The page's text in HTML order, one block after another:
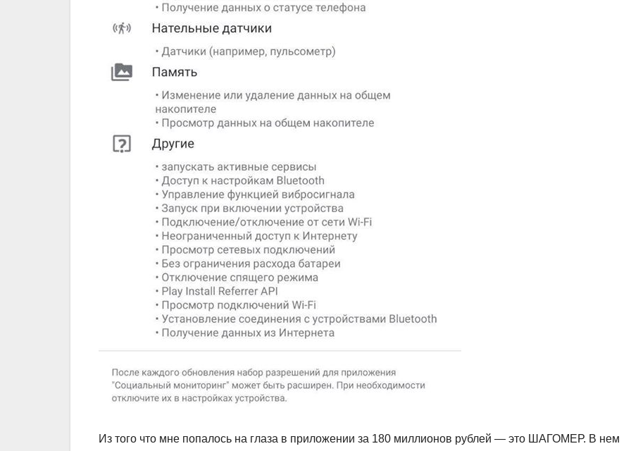
Из того что мне попалось на глаза в приложении за 180 миллионов рублей — это ШАГОМЕР. В нем